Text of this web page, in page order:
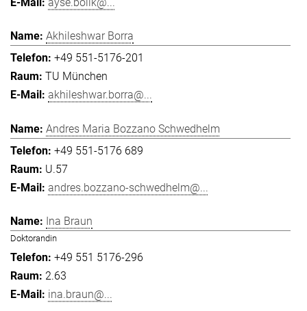
Akhileshwar Borra
+49 551-5176-201
TU München
akhileshwar.borra@...
Andres Maria Bozzano Schwedhelm
+49 551-5176 689
U.57
andres.bozzano-schwedhelm@...
Ina Braun
Doktorandin
+49 551 5176-296
2.63
ina.braun@...